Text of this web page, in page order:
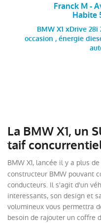
Franck M -
Habite
BMW X1 xDrive
occasion , énergie
La BMW X1, un
taif
BMW X1, lancée il y a plus
constructeur BMW pouvant
conducteurs. Il s'agit d'un
interessants, son design et
volumineux vous permettra
besoin de rajouter un coffre